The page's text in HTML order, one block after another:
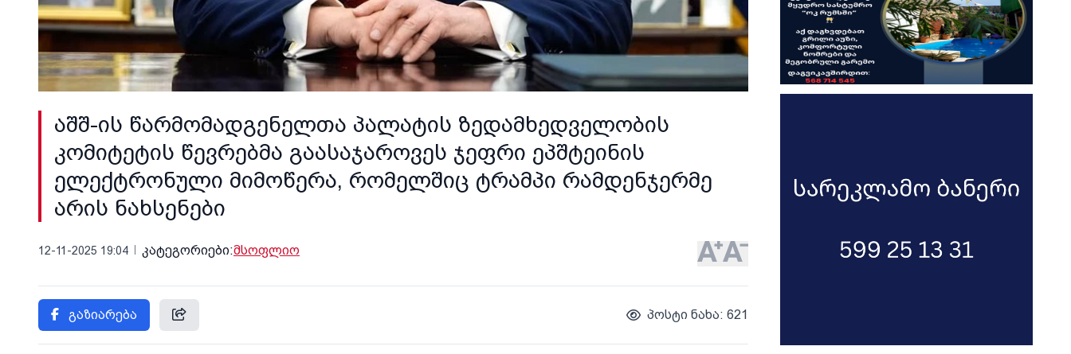
აშშ-ის წარმომადგენელთა პალატის ზედამხედველობის
კომიტეტის წევრებმა გაასაჯაროვეს ჯეფრი ეპშტეინის
ელექტრონული მიმოწერა, რომელშიც ტრამპი რამდენჯერმე
არის ნახსენები
12-11-2025 19:04 კატეგორიები:მსოფლიო
გაზიარება პოსტი ნახა: 621